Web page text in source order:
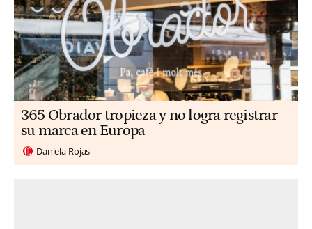
365 Obrador tropieza y no logra registrar
su marca en Europa
Daniela Rojas